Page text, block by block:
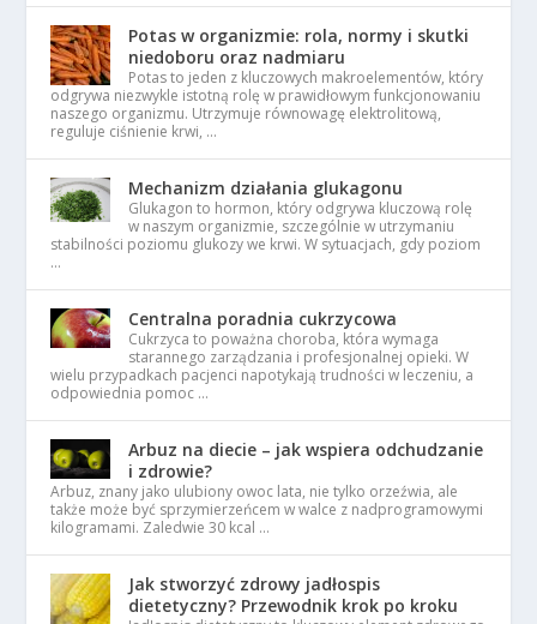
Potas w organizmie: rola, normy i skutki
niedoboru oraz nadmiaru
Potas to jeden z kluczowych makroelementów, który
odgrywa niezwykle istotną rolę w prawidłowym funkcjonowaniu
naszego organizmu. Utrzymuje równowagę elektrolitową,
reguluje ciśnienie krwi, …
Mechanizm działania glukagonu
Glukagon to hormon, który odgrywa kluczową rolę
w naszym organizmie, szczególnie w utrzymaniu
stabilności poziomu glukozy we krwi. W sytuacjach, gdy poziom
…
Centralna poradnia cukrzycowa
Cukrzyca to poważna choroba, która wymaga
starannego zarządzania i profesjonalnej opieki. W
wielu przypadkach pacjenci napotykają trudności w leczeniu, a
odpowiednia pomoc …
Arbuz na diecie – jak wspiera odchudzanie
i zdrowie?
Arbuz, znany jako ulubiony owoc lata, nie tylko orzeźwia, ale
także może być sprzymierzeńcem w walce z nadprogramowymi
kilogramami. Zaledwie 30 kcal …
Jak stworzyć zdrowy jadłospis
dietetyczny? Przewodnik krok po kroku